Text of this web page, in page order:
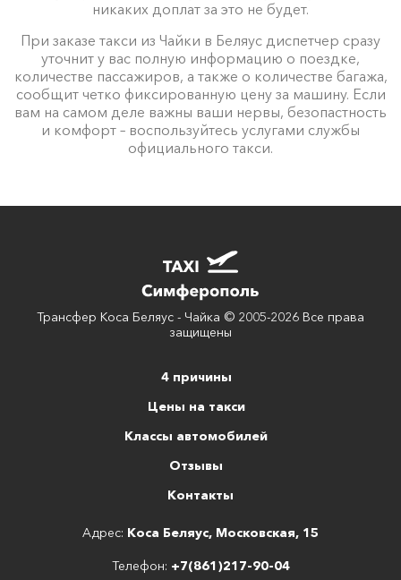
никаких доплат за это не будет.
При заказе такси из Чайки в Беляус диспетчер сразу
уточнит у вас полную информацию о поездке,
количестве пассажиров, а также о количестве багажа,
сообщит четко фиксированную цену за машину. Если
вам на самом деле важны ваши нервы, безопастность
и комфорт – воспользуйтесь услугами службы
официального такси.
Трансфер Коса Беляус - Чайка © 2005-2026 Все права
защищены
4 причины
Цены на такси
Классы автомобилей
Отзывы
Контакты
Адрес: Коса Беляус, Московская, 15
Телефон: +7(861)217-90-04